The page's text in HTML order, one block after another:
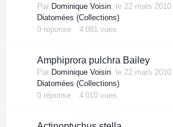
Par Dominique Voisin, le 22 mars 2010
Diatomées (Collections)
0 réponse 4 081 vues
Amphiprora pulchra Bailey
Par Dominique Voisin, le 22 mars 2010
Diatomées (Collections)
0 réponse 4 010 vues